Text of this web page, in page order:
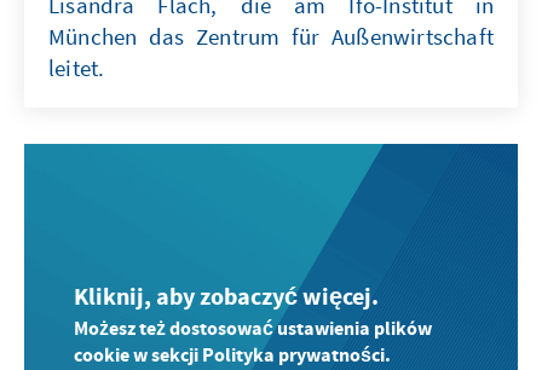
München das Zentrum für Außenwirtschaft
leitet.
Kliknij, aby zobaczyć więcej.
Możesz też dostosować ustawienia plików
cookie w sekcji Polityka prywatności.